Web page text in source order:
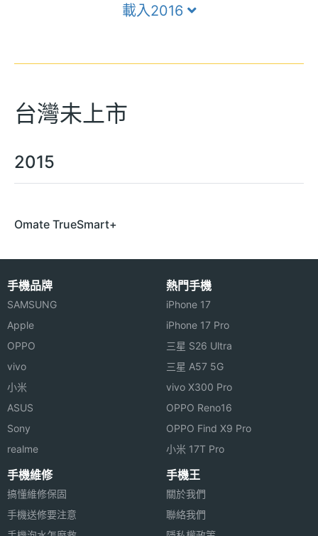
載入2016
台灣未上市
2015
Omate TrueSmart+
手機品牌
SAMSUNG
Apple
OPPO
vivo
小米
ASUS
Sony
realme
熱門手機
iPhone 17
iPhone 17 Pro
三星 S26 Ultra
三星 A57 5G
vivo X300 Pro
OPPO Reno16
OPPO Find X9 Pro
小米 17T Pro
手機維修
搞懂維修保固
手機送修要注意
手機王
關於我們
聯絡我們